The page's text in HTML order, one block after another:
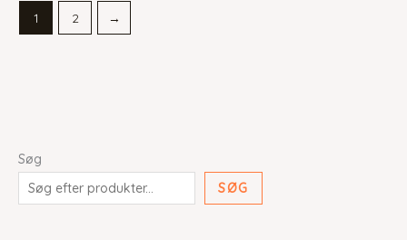
Søg
SØG
1 2 →